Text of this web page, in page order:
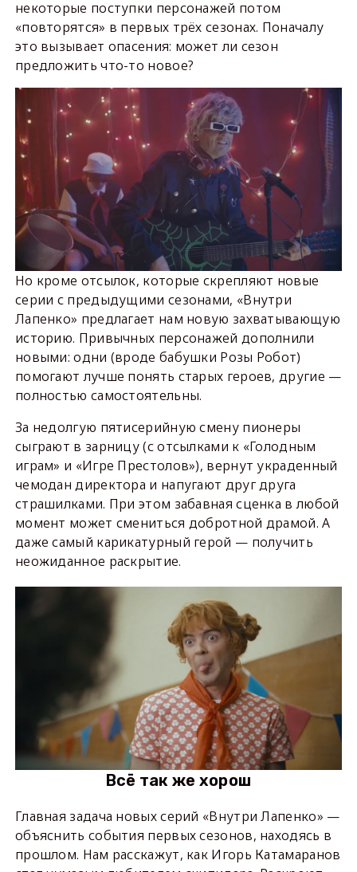
некоторые поступки персонажей потом
«повторятся» в первых трёх сезонах. Поначалу
это вызывает опасения: может ли сезон
предложить что-то новое?
Но кроме отсылок, которые скрепляют новые
серии с предыдущими сезонами, «Внутри
Лапенко» предлагает нам новую захватывающую
историю. Привычных персонажей дополнили
новыми: одни (вроде бабушки Розы Робот)
помогают лучше понять старых героев, другие —
полностью самостоятельны.
За недолгую пятисерийную смену пионеры
сыграют в зарницу (с отсылками к «Голодным
играм» и «Игре Престолов»), вернут украденный
чемодан директора и напугают друг друга
страшилками. При этом забавная сценка в любой
момент может смениться добротной драмой. А
даже самый карикатурный герой — получить
неожиданное раскрытие.
Всё так же хорош
Главная задача новых серий «Внутри Лапенко» —
объяснить события первых сезонов, находясь в
прошлом. Нам расскажут, как Игорь Катамаранов